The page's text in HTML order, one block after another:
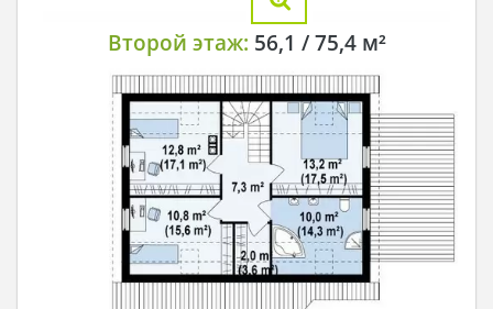
Второй этаж: 56,1 / 75,4 м²